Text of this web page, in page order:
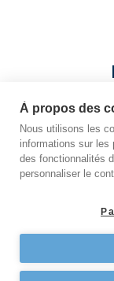
Vous avez une
un produit
À propos des
Nous utilisons les
informations sur les
des fonctionnalités
personnaliser le